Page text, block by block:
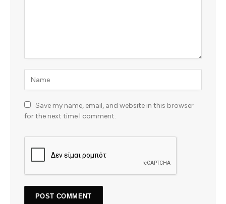
Save my name, email, and website in this browser
for the next time I comment.